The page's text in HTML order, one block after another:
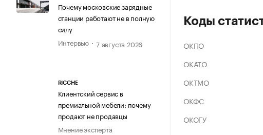
Почему московские зарядные
станции работают не в полную
силу
Интервью
7 августа 2026
RICCHE
Клиентский сервис в
премиальной мебели: почему
продают не продавцы
Мнение эксперта
Коды
ОКПО
ОКАТО
ОКТМО
ОКФС
ОКОГУ